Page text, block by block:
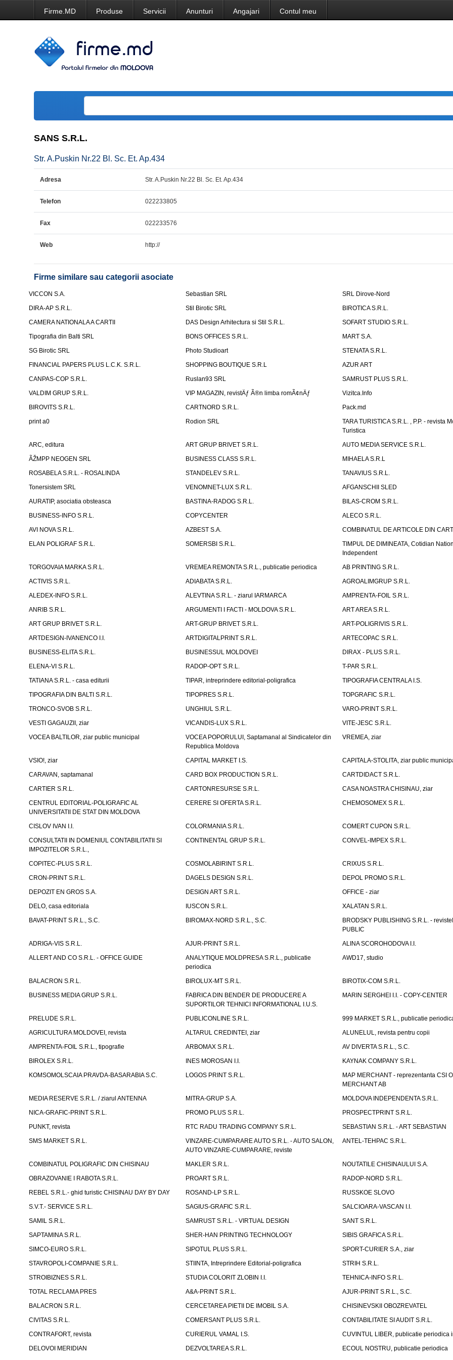
Firme.MD Produse Servicii Anunturi Angajari Contul meu
SANS S.R.L.
Str. A.Puskin Nr.22 Bl. Sc. Et. Ap.434
Adresa Str. A.Puskin Nr.22 Bl. Sc. Et. Ap.434
Telefon 022233805
Fax 022233576
Web http://
Firme similare sau categorii asociate
VICCON S.A. Sebastian SRL
SRL Dirove-Nord
DIRA-AP S.R.L.
Stil Birotic SRL
BIROTICA S.R.L.
CAMERA NATIONALA A CARTII
DAS Design Arhitectura si Stil S.R.L.
SOFART STUDIO S.R.L.
Tipografia din Balti SRL
BONS OFFICES S.R.L.
MART S.A.
SG Birotic SRL
Photo Studioart
STENATA S.R.L.
FINANCIAL PAPERS PLUS L.C.K. S.R.L.
SHOPPING BOUTIQUE S.R.L
AZUR ART
CANPAS-COP S.R.L.
Ruslan93 SRL
SAMRUST PLUS S.R.L.
VALDIM GRUP S.R.L.
VIP MAGAZIN, revistÄƒ Ã®n limba romÃ¢nÄƒ
Vizitca.Info
BIROVITS S.R.L.
CARTNORD S.R.L.
Pack.md
print a0
Rodion SRL
TARA TURISTICA S.R.L. , P.P. - revista
Turistica
ARC, editura
ART GRUP BRIVET S.R.L.
AUTO MEDIA SERVICE S.R.L.
ÃŽMPP NEOGEN SRL
BUSINESS CLASS S.R.L.
MIHAELA S.R.L
ROSABELA S.R.L. - ROSALINDA
STANDELEV S.R.L.
TANAVIUS S.R.L.
Tonersistem SRL
VENOMNET-LUX S.R.L.
AFGANSCHII SLED
AURATIP, asociatia obsteasca
BASTINA-RADOG S.R.L.
BILAS-CROM S.R.L.
BUSINESS-INFO S.R.L.
COPYCENTER
ALECO S.R.L.
AVI NOVA S.R.L.
AZBEST S.A.
COMBINATUL DE ARTICOLE DIN
ELAN POLIGRAF S.R.L.
SOMERSBI S.R.L.
TIMPUL DE DIMINEATA, Cotidian
Independent
TORGOVAIA MARKA S.R.L.
VREMEA REMONTA S.R.L., publicatie periodica
AB PRINTING S.R.L.
ACTIVIS S.R.L.
ADIABATA S.R.L.
AGROALIMGRUP S.R.L.
ALEDEX-INFO S.R.L.
ALEVTINA S.R.L. - ziarul IARMARCA
AMPRENTA-FOIL S.R.L.
ANRIB S.R.L.
ARGUMENTI I FACTI - MOLDOVA S.R.L.
ART AREA S.R.L.
ART GRUP BRIVET S.R.L.
ART-GRUP BRIVET S.R.L.
ART-POLIGRIVIS S.R.L.
ARTDESIGN-IVANENCO I.I.
ARTDIGITALPRINT S.R.L.
ARTECOPAC S.R.L.
BUSINESS-ELITA S.R.L.
BUSINESSUL MOLDOVEI
DIRAX - PLUS S.R.L.
ELENA-VI S.R.L.
RADOP-OPT S.R.L.
T-PAR S.R.L.
TATIANA S.R.L. - casa editurii
TIPAR, intreprindere editorial-poligrafica
TIPOGRAFIA CENTRALA I.S.
TIPOGRAFIA DIN BALTI S.R.L.
TIPOPRES S.R.L.
TOPGRAFIC S.R.L.
TRONCO-SVOB S.R.L.
UNGHIUL S.R.L.
VARO-PRINT S.R.L.
VESTI GAGAUZII, ziar
VICANDIS-LUX S.R.L.
VITE-JESC S.R.L.
VOCEA BALTILOR, ziar public municipal
VOCEA POPORULUI, Saptamanal al Sindicatelor din
Republica Moldova
VREMEA, ziar
VSIO!, ziar CAPITAL MARKET I.S.
CAPITALA-STOLITA, ziar public
CARAVAN, saptamanal
CARD BOX PRODUCTION S.R.L.
CARTDIDACT S.R.L.
CARTIER S.R.L.
CARTONRESURSE S.R.L.
CASA NOASTRA CHISINAU, ziar
CENTRUL EDITORIAL-POLIGRAFIC AL
UNIVERSITATII DE STAT DIN MOLDOVA
CERERE SI OFERTA S.R.L. CHEMOSOMEX S.R.L.
CISLOV IVAN I.I. COLORMANIA S.R.L.
COMERT CUPON S.R.L.
CONSULTATII IN DOMENIUL CONTABILITATII SI
IMPOZITELOR S.R.L.,
CONTINENTAL GRUP S.R.L. CONVEL-IMPEX S.R.L.
COPITEC-PLUS S.R.L. COSMOLABIRINT S.R.L.
CRIXUS S.R.L.
CRON-PRINT S.R.L.
DAGELS DESIGN S.R.L.
DEPOL PROMO S.R.L.
DEPOZIT EN GROS S.A.
DESIGN ART S.R.L.
OFFICE - ziar
DELO, casa editoriala
IUSCON S.R.L.
XALATAN S.R.L.
BAVAT-PRINT S.R.L., S.C.
BIROMAX-NORD S.R.L., S.C.
BRODSKY PUBLISHING S.R.L. -
PUBLIC
ADRIGA-VIS S.R.L.
AJUR-PRINT S.R.L.
ALINA SCOROHODOVA I.I.
ALLERT AND CO S.R.L. - OFFICE GUIDE
ANALYTIQUE MOLDPRESA S.R.L., publicatie
periodica
AWD17, studio
BALACRON S.R.L. BIROLUX-MT S.R.L.
BIROTIX-COM S.R.L.
BUSINESS MEDIA GRUP S.R.L.
FABRICA DIN BENDER DE PRODUCERE A
SUPORTILOR TEHNICI INFORMATIONAL I.U.S.
MARIN SERGHEI I.I. - COPY-CENTER
PRELUDE S.R.L. PUBLICONLINE S.R.L.
999 MARKET S.R.L., publicatie
AGRICULTURA MOLDOVEI, revista
ALTARUL CREDINTEI, ziar
ALUNELUL, revista pentru copii
AMPRENTA-FOIL S.R.L., tipografie
ARBOMAX S.R.L.
AV DIVERTA S.R.L., S.C.
BIROLEX S.R.L.
INES MOROSAN I.I.
KAYNAK COMPANY S.R.L.
KOMSOMOLSCAIA PRAVDA-BASARABIA S.C.
LOGOS PRINT S.R.L.
MAP MERCHANT - reprezentanta CSI
MERCHANT AB
MEDIA RESERVE S.R.L. / ziarul ANTENNA
MITRA-GRUP S.A.
MOLDOVA INDEPENDENTA S.R.L.
NICA-GRAFIC-PRINT S.R.L.
PROMO PLUS S.R.L.
PROSPECTPRINT S.R.L.
PUNKT, revista
RTC RADU TRADING COMPANY S.R.L.
SEBASTIAN S.R.L. - ART SEBASTIAN
SMS MARKET S.R.L.
VINZARE-CUMPARARE AUTO S.R.L. - AUTO SALON,
AUTO VINZARE-CUMPARARE, reviste
ANTEL-TEHPAC S.R.L.
COMBINATUL POLIGRAFIC DIN CHISINAU MAKLER S.R.L.
NOUTATILE CHISINAULUI S.A.
OBRAZOVANIE I RABOTA S.R.L.
PROART S.R.L.
RADOP-NORD S.R.L.
REBEL S.R.L.- ghid turistic CHISINAU DAY BY DAY
ROSAND-LP S.R.L.
RUSSKOE SLOVO
S.V.T.- SERVICE S.R.L.
SAGIUS-GRAFIC S.R.L.
SALCIOARA-VASCAN I.I.
SAMIL S.R.L.
SAMRUST S.R.L. - VIRTUAL DESIGN
SANT S.R.L.
SAPTAMINA S.R.L.
SHER-HAN PRINTING TECHNOLOGY
SIBIS GRAFICA S.R.L.
SIMCO-EURO S.R.L.
SIPOTUL PLUS S.R.L.
SPORT-CURIER S.A., ziar
STAVROPOLI-COMPANIE S.R.L.
STIINTA, Intreprindere Editorial-poligrafica
STRIH S.R.L.
STROIBIZNES S.R.L.
STUDIA COLORIT ZLOBIN I.I.
TEHNICA-INFO S.R.L.
TOTAL RECLAMA PRES
A&A-PRINT S.R.L.
AJUR-PRINT S.R.L., S.C.
BALACRON S.R.L.
CERCETAREA PIETII DE IMOBIL S.A.
CHISINEVSKII OBOZREVATEL
CIVITAS S.R.L.
COMERSANT PLUS S.R.L.
CONTABILITATE SI AUDIT S.R.L.
CONTRAFORT, revista
CURIERUL VAMAL I.S.
CUVINTUL LIBER, publicatie periodica
DELOVOI MERIDIAN
DEZVOLTAREA S.R.L.
ECOUL NOSTRU, publicatie periodica